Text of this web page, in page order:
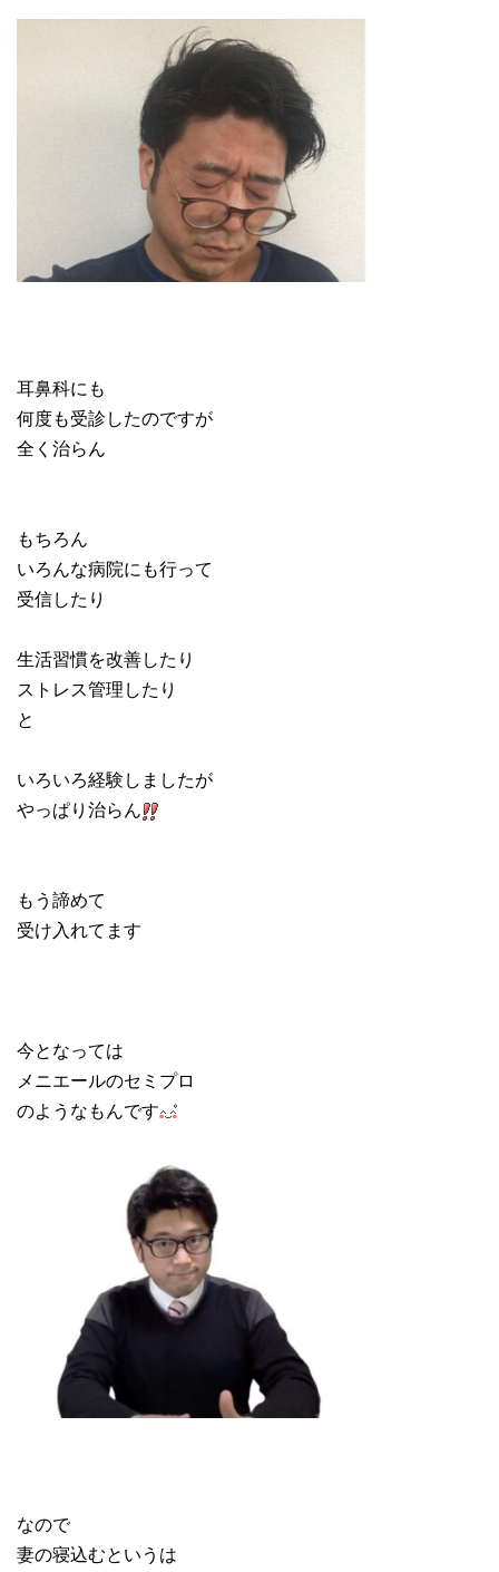
耳鼻科にも
何度も受診したのですが
全く治らん
もちろん
いろんな病院にも行って
受信したり
生活習慣を改善したり
ストレス管理したり
と
いろいろ経験しましたが
やっぱり治らん
もう諦めて
受け入れてます
今となっては
メニエールのセミプロ
のようなもんです
なので
妻の寝込むというは